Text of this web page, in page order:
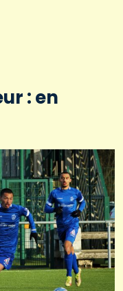
: en